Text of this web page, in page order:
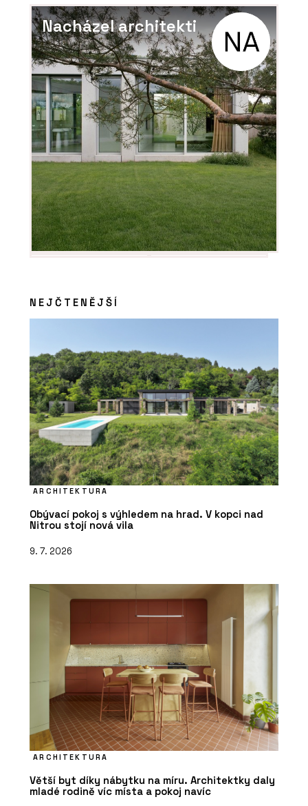
Nacházel architekti
NEJČTENĚJŠÍ
ARCHITEKTURA
Obývací pokoj s výhledem na hrad. V kopci nad
Nitrou stojí nová vila
9. 7. 2026
ARCHITEKTURA
Větší byt díky nábytku na míru. Architektky daly
mladé rodině víc místa a pokoj navíc